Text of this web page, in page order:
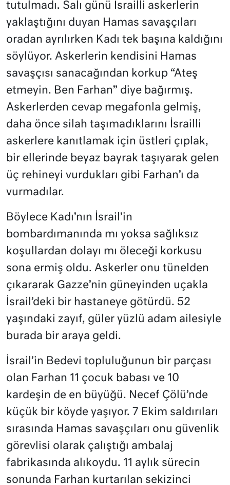
tutulmadı. Salı günü İsrailli askerlerin
yaklaştığını duyan Hamas savaşçıları
oradan ayrılırken Kadı tek başına kaldığını
söylüyor. Askerlerin kendisini Hamas
savaşçısı sanacağından korkup “Ateş
etmeyin. Ben Farhan” diye bağırmış.
Askerlerden cevap megafonla gelmiş,
daha önce silah taşımadıklarını İsrailli
askerlere kanıtlamak için üstleri çıplak,
bir ellerinde beyaz bayrak taşıyarak gelen
üç rehineyi vurdukları gibi Farhan’ı da
vurmadılar.
Böylece Kadı’nın İsrail’in
bombardımanında mı yoksa sağlıksız
koşullardan dolayı mı öleceği korkusu
sona ermiş oldu. Askerler onu tünelden
çıkararak Gazze’nin güneyinden uçakla
İsrail’deki bir hastaneye götürdü. 52
yaşındaki zayıf, güler yüzlü adam ailesiyle
burada bir araya geldi.
İsrail’in Bedevi topluluğunun bir parçası
olan Farhan 11 çocuk babası ve 10
kardeşin de en büyüğü. Necef Çölü’nde
küçük bir köyde yaşıyor. 7 Ekim saldırıları
sırasında Hamas savaşçıları onu güvenlik
görevlisi olarak çalıştığı ambalaj
fabrikasında alıkoydu. 11 aylık sürecin
sonunda Farhan kurtarılan sekizinci